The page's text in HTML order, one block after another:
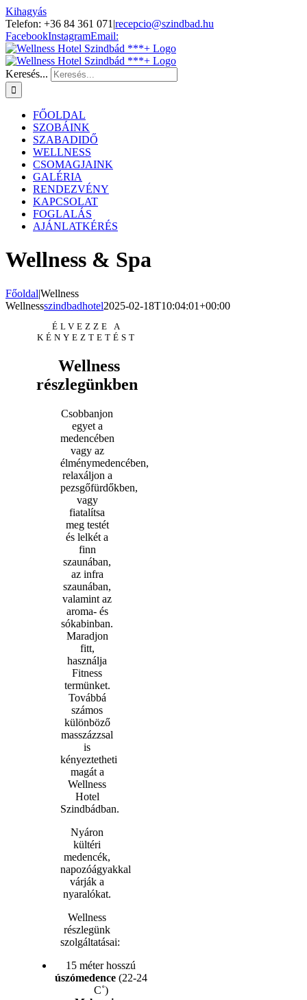
Kihagyás
Telefon: +36 84 361 071 |recepcio@szindbad.hu
FacebookInstagramEmail:
Keresés...
FŐOLDAL
SZOBÁINK
SZABADIDŐ
WELLNESS
CSOMAGJAINK
GALÉRIA
RENDEZVÉNY
KAPCSOLAT
FOGLALÁS
AJÁNLATKÉRÉS
Wellness & Spa
Főoldal|Wellness
Wellnessszindbadhotel2025-02-18T10:04:01+00:00
ÉLVEZZE A
KÉNYEZTETÉST
Wellness
részlegünkben
Csobbanjon
egyet a
medencében
vagy az
élménymedencében,
relaxáljon a
pezsgőfürdőkben,
vagy
fiatalítsa
meg testét
és lelkét a
finn
szaunában,
az infra
szaunában,
valamint az
aroma- és
sókabinban.
Maradjon
fitt,
használja
Fitness
termünket.
Továbbá
számos
különböző
masszázzsal
is
kényeztetheti
magát a
Wellness
Hotel
Szindbádban.
Nyáron
kültéri
medencék,
napozóágyakkal
várják a
nyaralókat.
Wellness
részlegünk
szolgáltatásai:
15 méter hosszú
úszómedence (22-24
C˚)